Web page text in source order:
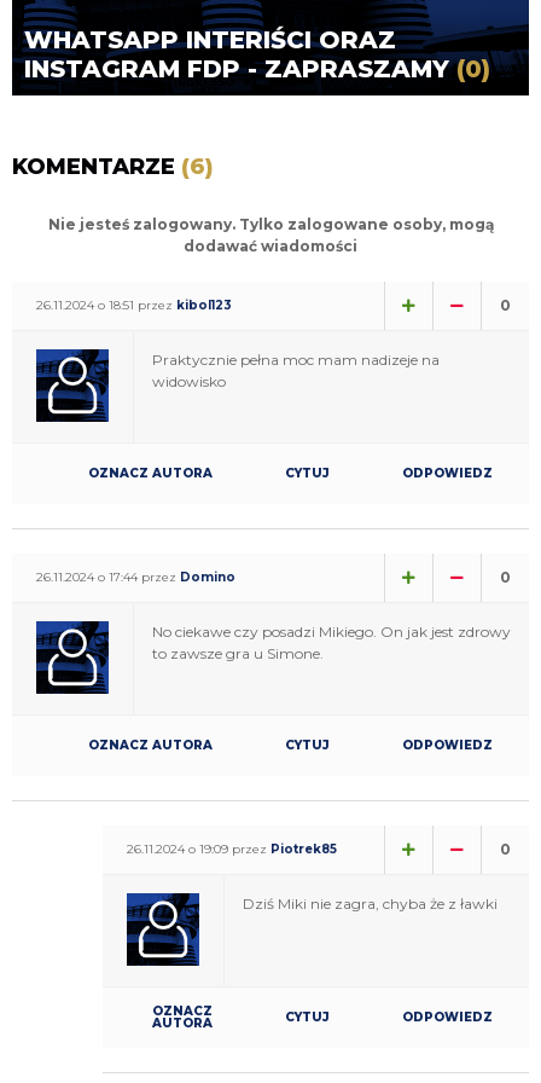
WHATSAPP INTERIŚCI ORAZ
INSTAGRAM FDP - ZAPRASZAMY(0)
KOMENTARZE (6)
Nie jesteś zalogowany. Tylko zalogowane osoby, mogą
dodawać wiadomości
26.11.2024 o 18:51 przez kibol123 0
Praktycznie pełna moc mam nadizeje na
widowisko
OZNACZ AUTORA CYTUJ ODPOWIEDZ
26.11.2024 o 17:44 przez Domino 0
No ciekawe czy posadzi Mikiego. On jak jest zdrowy
to zawsze gra u Simone.
OZNACZ AUTORA CYTUJ ODPOWIEDZ
26.11.2024 o 19:09 przez Piotrek85 0
Dziś Miki nie zagra, chyba że z ławki
OZNACZ
AUTORA CYTUJ ODPOWIEDZ